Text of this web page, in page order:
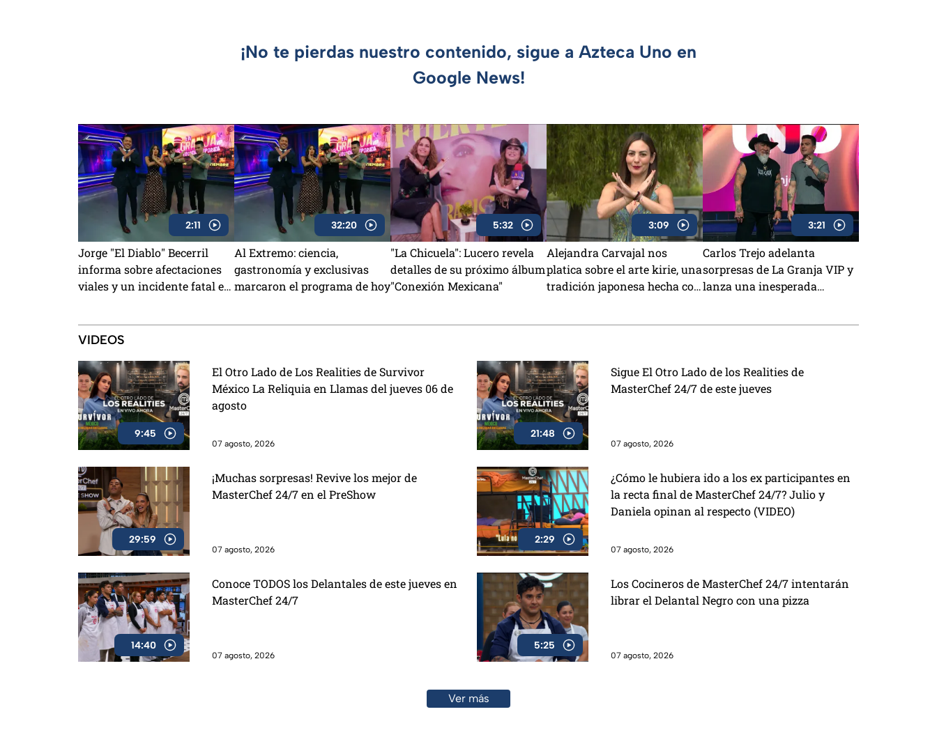
¡No te pierdas nuestro contenido, sigue a Azteca Uno en
Google News!
2:11
Jorge "El Diablo" Becerril
informa sobre afectaciones
viales y un incidente fatal en
32:20
Al Extremo: ciencia,
gastronomía y exclusivas
marcaron el programa de hoy
5:32
"La Chicuela": Lucero revela
detalles de su próximo álbum
"Conexión Mexicana"
3:09
Alejandra Carvajal nos
platica sobre el arte kirie, una
tradición japonesa hecha con
3:21
Carlos Trejo adelanta
sorpresas de La Granja VIP y
lanza una inesperada
VIDEOS
9:45
El Otro Lado de Los Realities de Survivor
México La Reliquia en Llamas del jueves 06 de
agosto
07 agosto, 2026
21:48
Sigue El Otro Lado de los Realities de
MasterChef 24/7 de este jueves
07 agosto, 2026
29:59
¡Muchas sorpresas! Revive los mejor de
MasterChef 24/7 en el PreShow
07 agosto, 2026
2:29
¿Cómo le hubiera ido a los ex participantes en
la recta final de MasterChef 24/7? Julio y
Daniela opinan al respecto (VIDEO)
07 agosto, 2026
14:40
Conoce TODOS los Delantales de este jueves en
MasterChef 24/7
07 agosto, 2026
5:25
Los Cocineros de MasterChef 24/7 intentarán
librar el Delantal Negro con una pizza
07 agosto, 2026
Ver más